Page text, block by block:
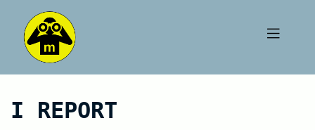
I REPORT